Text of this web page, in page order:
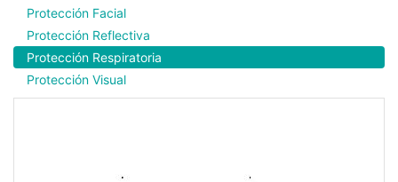
Protección Facial
Protección Reflectiva
Protección Respiratoria
Protección Visual